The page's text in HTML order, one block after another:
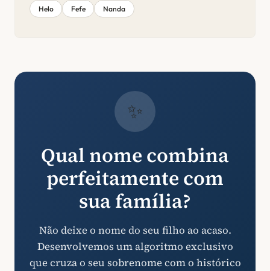
Helo Fefe Nanda
✨
Qual nome combina
perfeitamente com
sua família?
Não deixe o nome do seu filho ao acaso.
Desenvolvemos um algoritmo exclusivo
que cruza o seu sobrenome com o histórico